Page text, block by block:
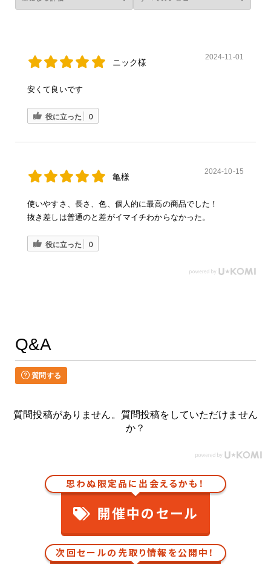
ニック様
2024-11-01
安くて良いです
役に立った 0
亀様
2024-10-15
使いやすさ、長さ、色、個人的に最高の商品でした！
抜き差しは普通のと差がイマイチわからなかった。
役に立った 0
Q&A
質問する
質問投稿がありません。質問投稿をしていただけません
か？
思わぬ限定品に出会えるかも！
開催中のセール
次回セールの先取り情報を公開中！